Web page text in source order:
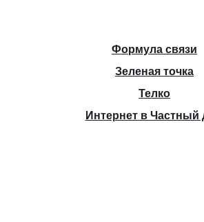
Формула связи
Зеленая точка
Телко
Интернет в Частный